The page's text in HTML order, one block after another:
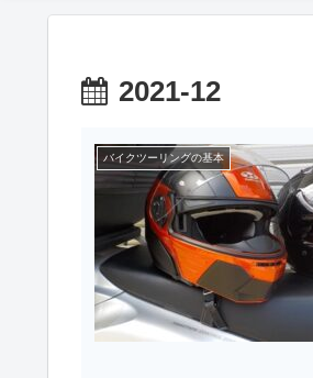
2021-12
バイクツーリングの基本